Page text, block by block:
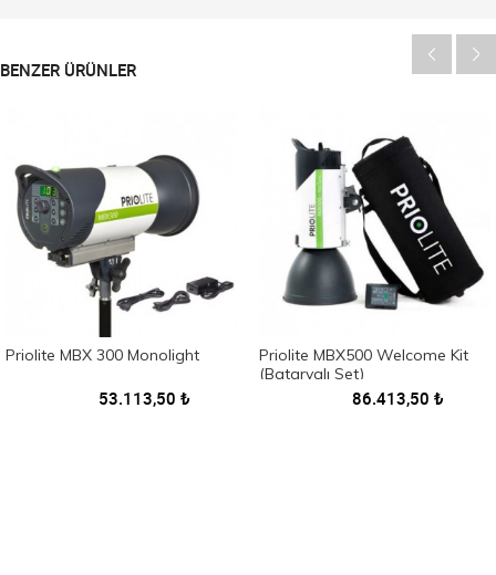
BENZER ÜRÜNLER
Priolite MBX 300 Monolight
53.113,50 ₺
Priolite MBX500 Welcome Kit
(Bataryalı Set)
86.413,50 ₺